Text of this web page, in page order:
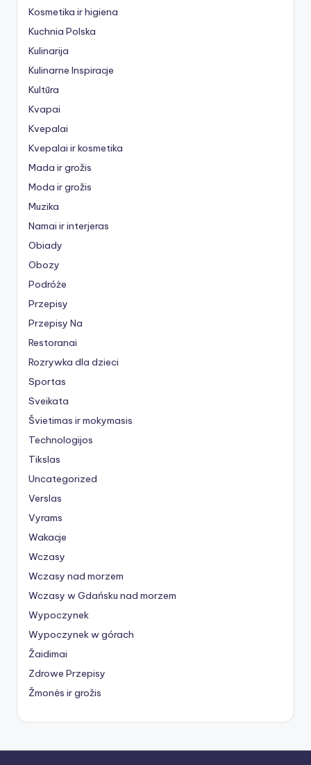
Kosmetika ir higiena
Kuchnia Polska
Kulinarija
Kulinarne Inspiracje
Kultūra
Kvapai
Kvepalai
Kvepalai ir kosmetika
Mada ir grožis
Moda ir grožis
Muzika
Namai ir interjeras
Obiady
Obozy
Podróże
Przepisy
Przepisy Na
Restoranai
Rozrywka dla dzieci
Sportas
Sveikata
Švietimas ir mokymasis
Technologijos
Tikslas
Uncategorized
Verslas
Vyrams
Wakacje
Wczasy
Wczasy nad morzem
Wczasy w Gdańsku nad morzem
Wypoczynek
Wypoczynek w górach
Žaidimai
Zdrowe Przepisy
Žmonės ir grožis